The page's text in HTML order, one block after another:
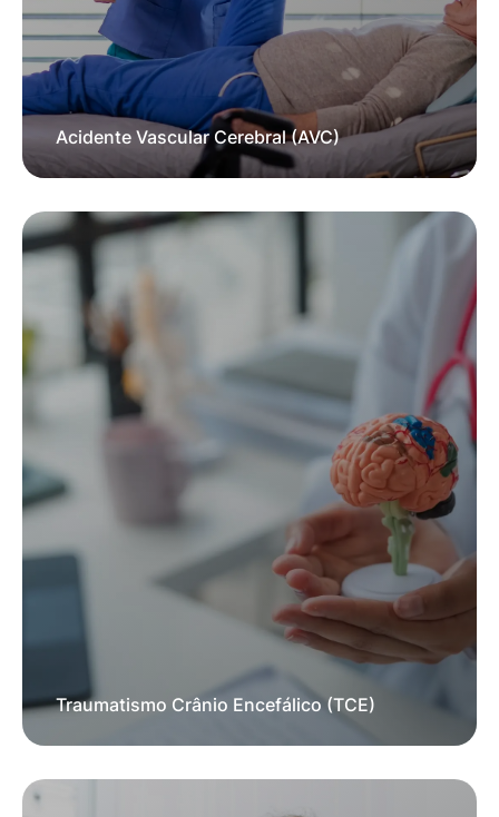
Acidente Vascular Cerebral (AVC)
Traumatismo Crânio Encefálico (TCE)